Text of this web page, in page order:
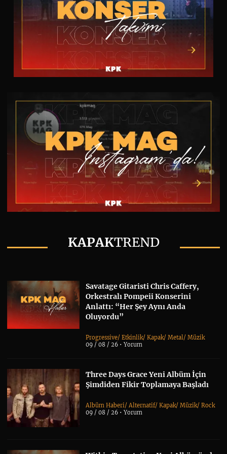
KAPAKTREND
Savatage Gitaristi Chris Caffery,
Orkestralı Pompeii Konserini
Anlattı: “Her Şey Aynı Anda
Oluyordu”
Progressive/Etkinlik/Kapak/Metal/Müzik
09 / 08 / 26 •Yorum
Three Days Grace Yeni Albüm İçin
Şimdiden Fikir Toplamaya Başladı
Albüm Haberi/Alternatif/Kapak/Müzik/Rock
09 / 08 / 26 •Yorum